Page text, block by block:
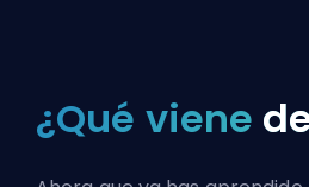
¿Qué viene